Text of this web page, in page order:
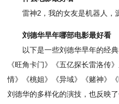
雷神2，我的女友是机器人，
刘德华早年哪部电影最好看
以下是一些刘德华早年的经典
《旺角卡门》《五亿探长雷洛传
情》《桃姐》《异域》《赌神》
刘德华的多样化的演技，也反映